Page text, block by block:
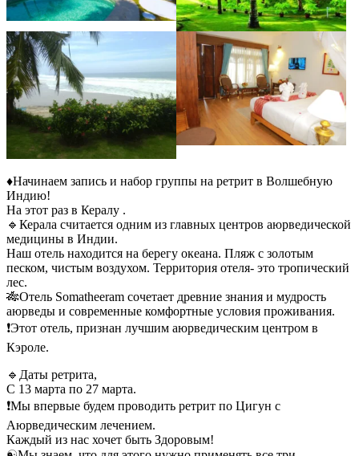
♦️Начинаем запись и набор группы на ретрит в Волшебную
Индию!
На этот раз в Кералу .
🔹Керала считается одним из главных центров аюрведической
медицины в Индии.
Наш отель находится на берегу океана. Пляж с золотым
песком, чистым воздухом. Территория отеля- это тропический
лес.
🎋Отель Somatheeram сочетает древние знания и мудрость
аюрведы и современные комфортные условия проживания.
❗️Этот отель, признан лучшим аюрведическим центром в
Кэроле.
🔹Даты ретрита,
С 13 марта по 27 марта.
❗️Мы впервые будем проводить ретрит по Цигун с
Аюрведическим лечением.
Каждый из нас хочет быть Здоровым!